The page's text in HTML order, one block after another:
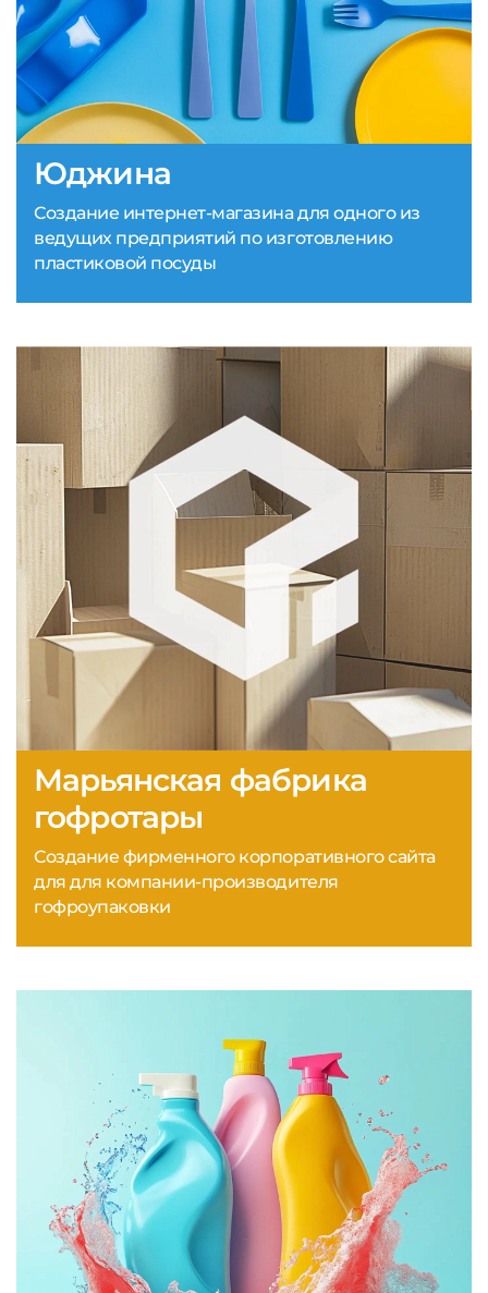
Юджина
Создание интернет-магазина для одного из
ведущих предприятий по изготовлению
пластиковой посуды
Марьянская фабрика
гофротары
Создание фирменного корпоративного сайта
для для компании-производителя
гофроупаковки